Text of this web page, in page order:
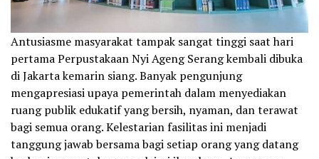
Antusiasme masyarakat tampak sangat tinggi saat hari
pertama Perpustakaan Nyi Ageng Serang kembali dibuka
di Jakarta kemarin siang. Banyak pengunjung
mengapresiasi upaya pemerintah dalam menyediakan
ruang publik edukatif yang bersih, nyaman, dan terawat
bagi semua orang. Kelestarian fasilitas ini menjadi
tanggung jawab bersama bagi setiap orang yang datang